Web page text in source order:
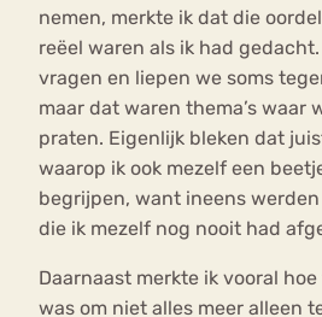
nemen, merkte ik dat die
reëel waren als ik had
vragen en liepen we soms
maar dat waren thema’s waar
praten. Eigenlijk bleken dat
waarop ik ook mezelf een
begrijpen, want ineens
die ik mezelf nog nooit had
Daarnaast merkte ik vooral
was om niet alles meer alleen